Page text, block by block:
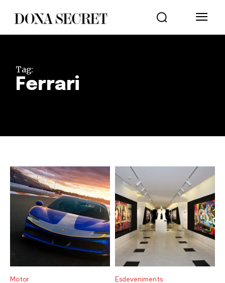
Tag:
Ferrari
Motor Esdeveniments